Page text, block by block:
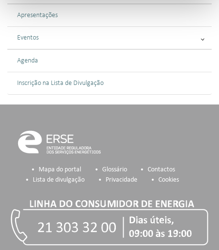
Apresentações
Eventos
Agenda
Inscrição na Lista de Divulgação
Mapa do portal Glossário
Contactos
Lista de divulgação
Privacidade Cookies